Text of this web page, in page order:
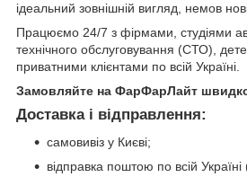
ідеальний зовнішній вигляд, немов
Працюємо 24/7 з фірмами, студіями
технічного обслуговування (СТО),
приватними клієнтами по всій Україні.
Замовляйте на ФарФарЛайт
Доставка і відправлення:
самовивіз у Києві;
відправка поштою по всій